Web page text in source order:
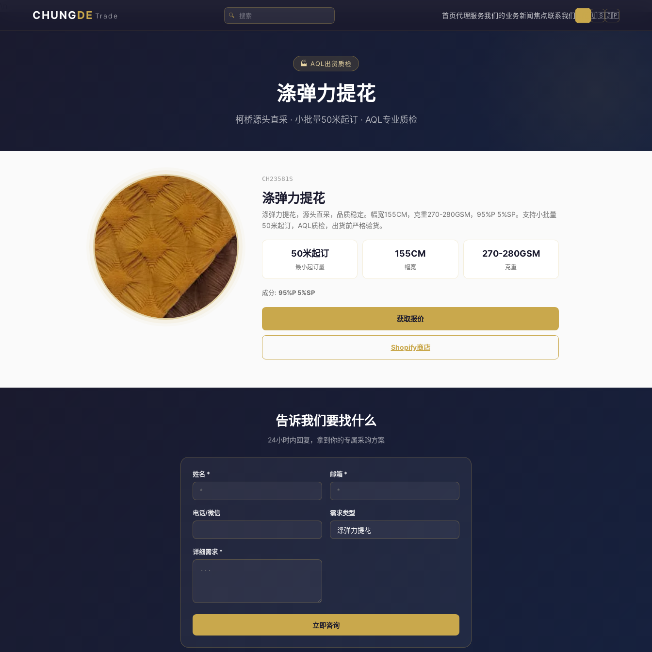
CHUNGDE Trade 🔍 首页代理服务我们的业务新闻焦点联系我们 🇺🇸🇯🇵
🏭 AQL出货质检
涤弹力提花
柯桥源头直采 · 小批量50米起订 · AQL专业质检
CH23581S
涤弹力提花
涤弹力提花，源头直采，品质稳定。幅宽155CM，克重270-280GSM，95%P 5%SP。支持小批量
50米起订，AQL质检，出货前严格验货。
50米起订
最小起订量
155CM
幅宽
270-280GSM
克重
成分: 95%P 5%SP
获取报价
Shopify商店
告诉我们要找什么
24小时内回复，拿到你的专属采购方案
姓名 * 邮箱 *
电话/微信 需求类型
详细需求 *
立即咨询